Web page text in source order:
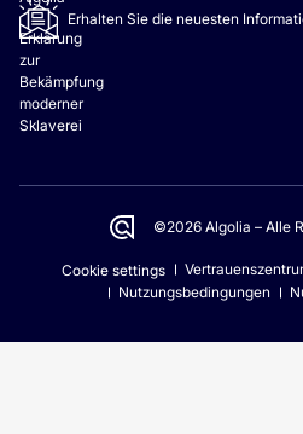
Erklärung
zur
Bekämpfung
moderner
Sklaverei
Erhalten Sie die neuesten
©2026 Algolia – Alle
Cookie settings
Nutzungsbedingungen